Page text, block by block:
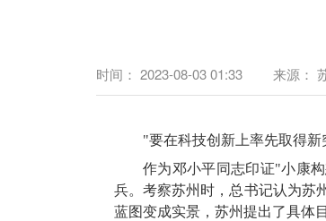
时间： 2023-08-03 01:33 来源：
"要在科技创新上率先取得新
作为邓小平同志印证"小康
兵。考察苏州时，总书记认为苏
蓝图变成实景，苏州提出了具体